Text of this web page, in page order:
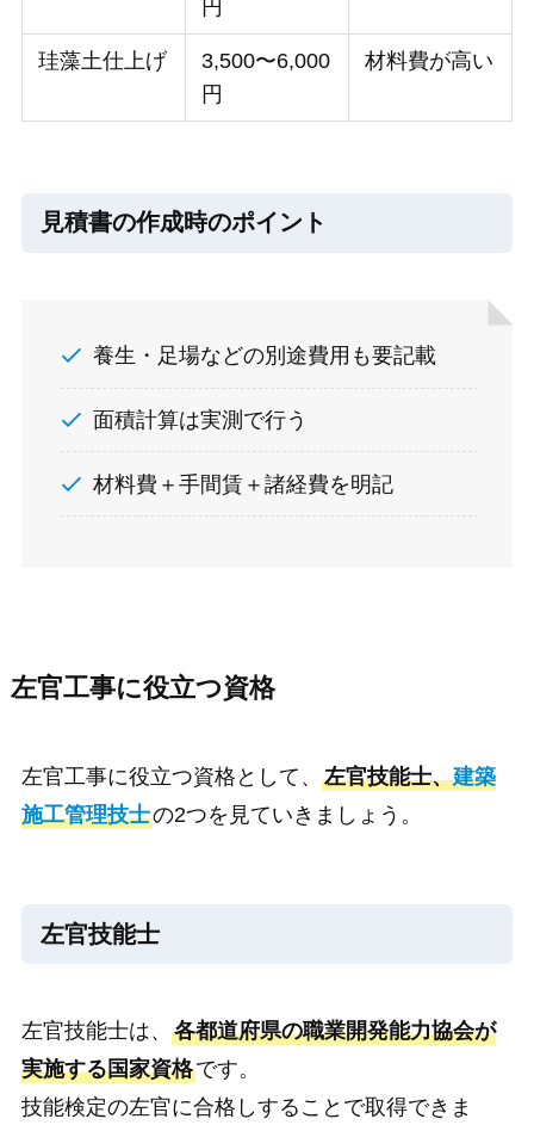
円
珪藻土仕上げ
3,500〜6,000
円
材料費が高い
見積書の作成時のポイント
養生・足場などの別途費用も要記載
面積計算は実測で行う
材料費＋手間賃＋諸経費を明記
左官工事に役立つ資格
左官工事に役立つ資格として、 左官技能士、建築
施工管理技士の2つを見ていきましょう。
左官技能士
左官技能士は、 各都道府県の職業開発能力協会が
実施する国家資格です。
技能検定の左官に合格しすることで取得できま